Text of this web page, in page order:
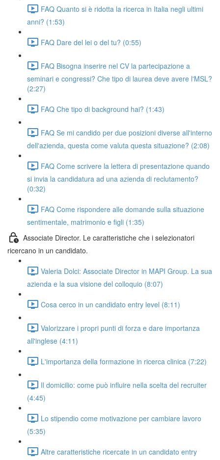
FAQ Quanto si è ridotta la ricerca in Italia negli ultimi
anni? (1:53)
FAQ Dare del lei o del tu? (0:55)
FAQ Bisogna inserire nel CV la partecipazione a
seminari e congressi? Che tipo di laurea deve avere l'MSL?
(2:27)
FAQ Che tipo di background hai? (1:43)
FAQ Se mi candido per due posizioni diverse all'interno
dell'azienda, questa come valuta questa situazione? (2:08)
FAQ Come scrivere la lettera di presentazione quando
si invia la candidatura ad una azienda di reclutamento?
(0:32)
FAQ Come rispondere alle domande sulla situazione
sentimentale, matrimonio e figli (1:35)
Associate Director. Le caratteristiche che i selezionatori
ricercano in un candidato.
Valeria Dolci: Associate Director in MAPI Group. La sua
azienda e la sua visione del colloquio (8:07)
Cosa cerco in un candidato entry level (8:11)
Valorizzare i propri punti di forza e dare importanza
all'inglese (4:11)
L'importanza della formazione in ricerca clinica (7:22)
Il domicilio: come può influire nella scelta del recruiter
(4:45)
Lo stipendio come motivazione per cambiare lavoro
(5:35)
Altre caratteristiche ricercate in un candidato entry